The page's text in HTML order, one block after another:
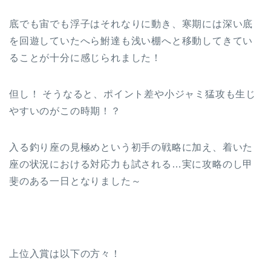
底でも宙でも浮子はそれなりに動き、寒期には深い底
を回遊していたへら鮒達も浅い棚へと移動してきてい
ることが十分に感じられました！
但し！ そうなると、 ポイント差や小ジャミ猛攻も生じ
やすいのがこの時期！？
入る釣り座の見極めという初手の戦略に加え、着いた
座の状況における対応力も試される…実に攻略のし甲
斐のある一日となりました～
上位入賞は以下の方々！